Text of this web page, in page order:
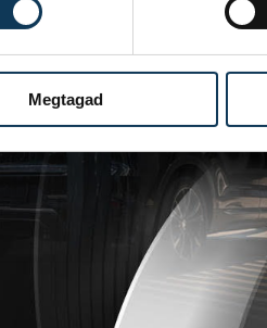
Megtagad